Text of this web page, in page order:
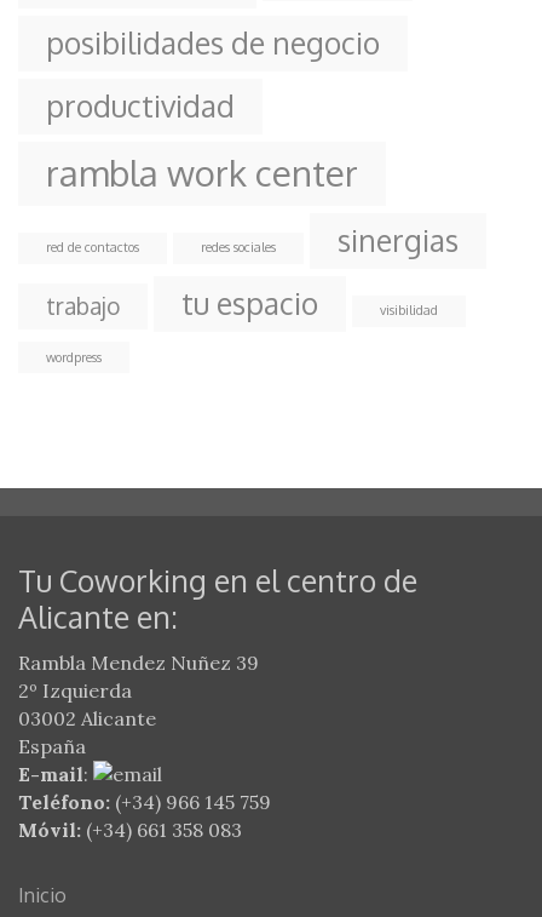
posibilidades de negocio
productividad
rambla work center
red de contactos redes sociales sinergias
trabajo tu espacio visibilidad
wordpress
Tu Coworking en el centro de
Alicante en:
Rambla Mendez Nuñez 39
2º Izquierda
03002 Alicante
España
E-mail:
Teléfono: (+34) 966 145 759
Móvil: (+34) 661 358 083
Inicio